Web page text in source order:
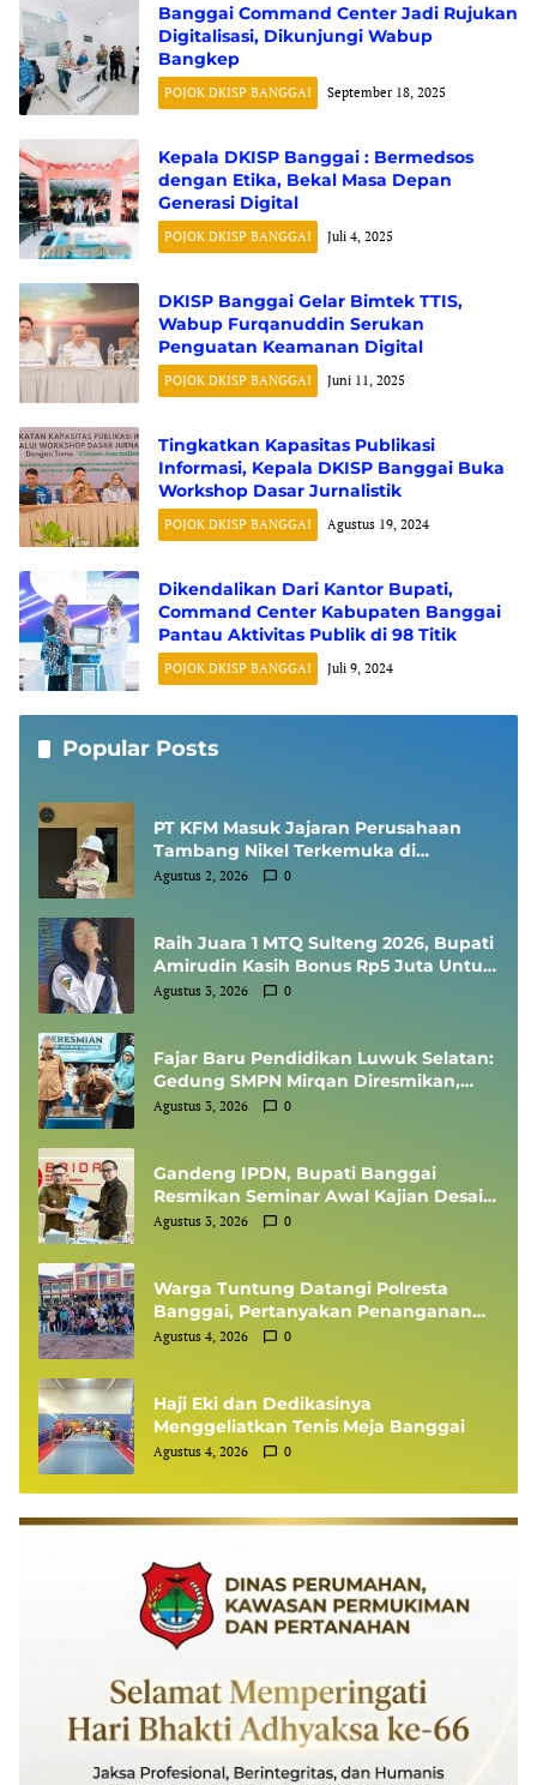
Banggai Command Center Jadi Rujukan
Digitalisasi, Dikunjungi Wabup
Bangkep
POJOK DKISP BANGGAI September 18, 2025
Kepala DKISP Banggai : Bermedsos
dengan Etika, Bekal Masa Depan
Generasi Digital
POJOK DKISP BANGGAI Juli 4, 2025
DKISP Banggai Gelar Bimtek TTIS,
Wabup Furqanuddin Serukan
Penguatan Keamanan Digital
POJOK DKISP BANGGAI Juni 11, 2025
Tingkatkan Kapasitas Publikasi
Informasi, Kepala DKISP Banggai Buka
Workshop Dasar Jurnalistik
POJOK DKISP BANGGAI Agustus 19, 2024
Dikendalikan Dari Kantor Bupati,
Command Center Kabupaten Banggai
Pantau Aktivitas Publik di 98 Titik
POJOK DKISP BANGGAI Juli 9, 2024
Popular Posts
PT KFM Masuk Jajaran Perusahaan
Tambang Nikel Terkemuka di
Indonesia, Diundang Kementerian
Agustus 2, 2026 0
Raih Juara 1 MTQ Sulteng 2026, Bupati
Amirudin Kasih Bonus Rp5 Juta Untuk
Siswi MTsN 1 Banggai, Kepala Sekolah
Agustus 3, 2026 0
Fajar Baru Pendidikan Luwuk Selatan:
Gedung SMPN Mirqan Diresmikan,
Bupati Banggai Targetkan Generasi
Agustus 3, 2026 0
Gandeng IPDN, Bupati Banggai
Resmikan Seminar Awal Kajian Desain
Besar Wilayah
Agustus 3, 2026 0
Warga Tuntung Datangi Polresta
Banggai, Pertanyakan Penanganan
Perkara Dugaan Tipikor APBDes
Agustus 4, 2026 0
Haji Eki dan Dedikasinya
Menggeliatkan Tenis Meja Banggai
Agustus 4, 2026 0